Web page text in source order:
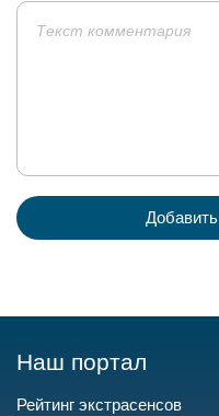
Наш портал
Рейтинг экстрасенсов